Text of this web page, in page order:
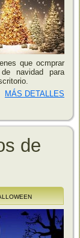
que ocmprar
navidad para
MÁS DETALLES
de